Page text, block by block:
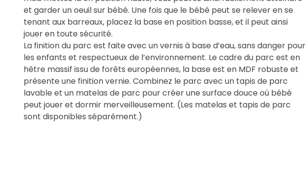
et garder un oeuil sur bébé. Une fois que le bébé peut se relever en se
tenant aux barreaux, placez la base en position basse, et il peut ainsi
jouer en toute sécurité.
La finition du parc est faite avec un vernis à base d’eau, sans danger pour
les enfants et respectueux de l’environnement. Le cadre du parc est en
hêtre massif issu de forêts européennes, la base est en MDF robuste et
présente une finition vernie. Combinez le parc avec un tapis de parc
lavable et un matelas de parc pour créer une surface douce où bébé
peut jouer et dormir merveilleusement. (Les matelas et tapis de parc
sont disponibles séparément.)